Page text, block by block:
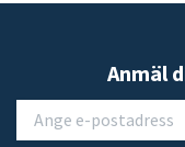
Anmäl